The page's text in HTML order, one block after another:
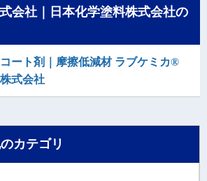
会社｜日本化学塗料株式会社の
ート剤｜摩擦低減材 ラブケミカ®
式会社
カテゴリ